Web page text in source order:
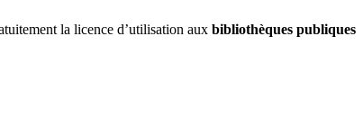
la licence d’utilisation aux bibliothèques publiques